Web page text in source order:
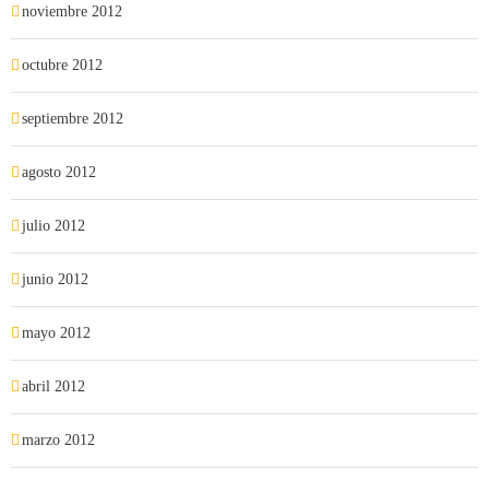
noviembre 2012
octubre 2012
septiembre 2012
agosto 2012
julio 2012
junio 2012
mayo 2012
abril 2012
marzo 2012